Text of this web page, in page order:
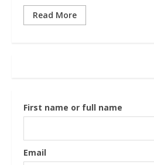
Read More
First name or full name
Email